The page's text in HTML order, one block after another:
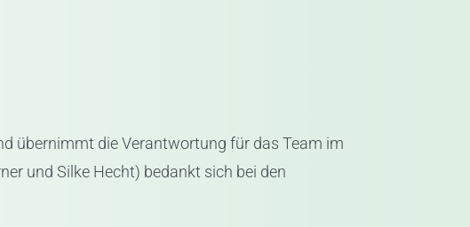
übernimmt die Verantwortung für das Team im
und Silke Hecht) bedankt sich bei den